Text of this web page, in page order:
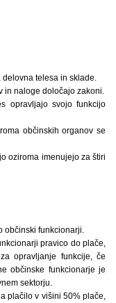
telesa in sklade.
in naloge določajo zakoni.
opravljajo svojo funkcijo
občinskih organov se
oziroma imenujejo za štiri
občinski funkcionarji.
pravico do plače,
opravljanje funkcije, če
občinske funkcionarje je
sektorju.
plačilo v višini 50% plače,